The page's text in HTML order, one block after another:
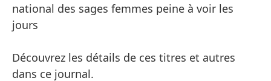
national des sages femmes peine à voir les
jours
Découvrez les détails de ces titres et autres
dans ce journal.